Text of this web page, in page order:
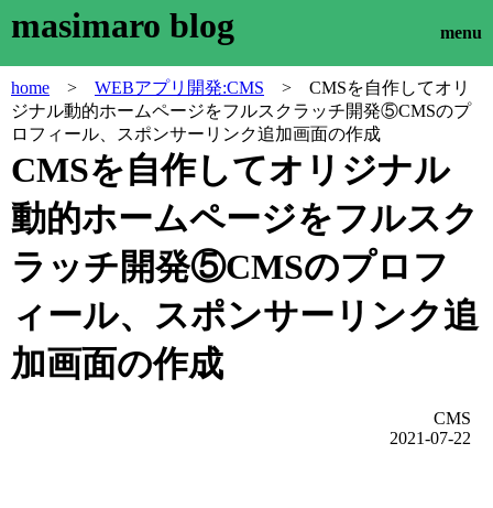
masimaro blog menu
home > WEBアプリ開発:CMS > CMSを自作してオリ
ジナル動的ホームページをフルスクラッチ開発⑤CMSのプ
ロフィール、スポンサーリンク追加画面の作成
CMSを自作してオリジナル
動的ホームページをフルスク
ラッチ開発⑤CMSのプロフ
ィール、スポンサーリンク追
加画面の作成
CMS
2021-07-22